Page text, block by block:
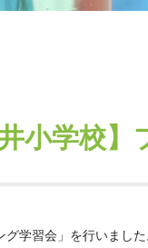
小学校
学習会」を行いました